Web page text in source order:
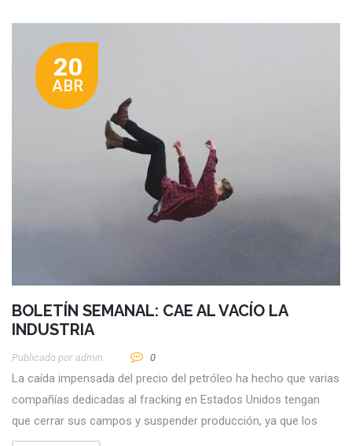
20
ABR
BOLETÍN SEMANAL: CAE AL VACÍO LA
INDUSTRIA
Publicado por Admin 0
La caída impensada del precio del petróleo ha hecho que varias
compañías dedicadas al fracking en Estados Unidos tengan
que cerrar sus campos y suspender producción, ya que los